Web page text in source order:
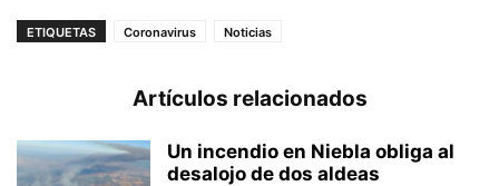
ETIQUETAS Coronavirus Noticias
Artículos relacionados
Un incendio en Niebla obliga al
desalojo de dos aldeas